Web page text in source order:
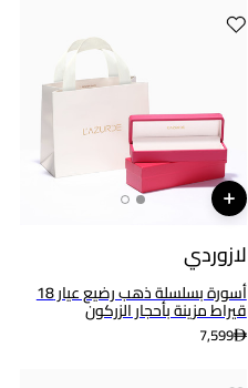
لازوردي
أسورة بسلسلة ذهب رضيع عيار 18
قيراط مزينة بأحجار الزركون
7,599